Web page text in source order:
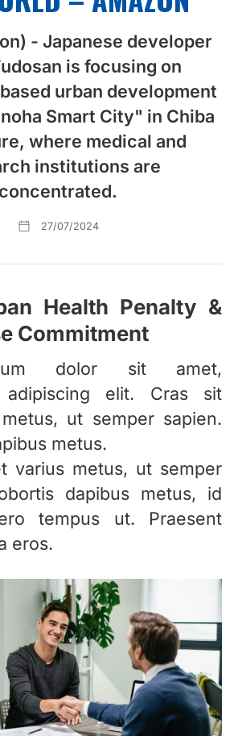
- Japanese developer
is focusing on
urban development
Smart City" in Chiba
where medical and
institutions are
concentrated.
27/07/2024
Health Penalty &
Commitment
dolor sit amet,
adipiscing elit. Cras sit
ut semper sapien.
metus.
varius metus, ut semper
dapibus metus, id
tempus ut. Praesent
eros.